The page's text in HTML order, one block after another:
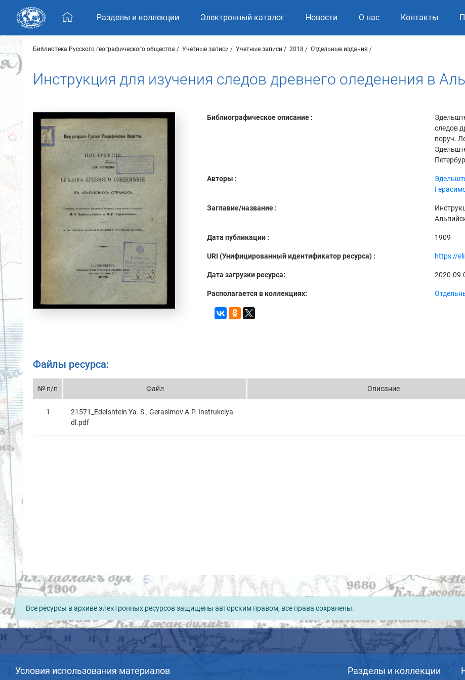
Skip navigation
Разделы и коллекции Электронный каталог Новости О нас Контакты
Библиотека Русского географического общества Учетные записи Учетные записи 2018 Отдельные издания
Инструкция для изучения следов древнего оледенения в
Библиографическое описание :
следов
поруч.
Авторы :
Заглавие/название :
Дата публикации : 1909
URI (Унифицированный идентификатор ресурса) : https://
Дата загрузки ресурса: 2020-09-
Располагается в коллекциях:
Файлы ресурса:
№ п/п Файл Описание
1
21571_Edel'shtein Ya. S., Gerasimov A.P. Instrukciya
dl.pdf
Все ресурсы в архиве электронных ресурсов защищены авторским правом, все права сохранены.
Условия использования материалов Разделы и коллекции